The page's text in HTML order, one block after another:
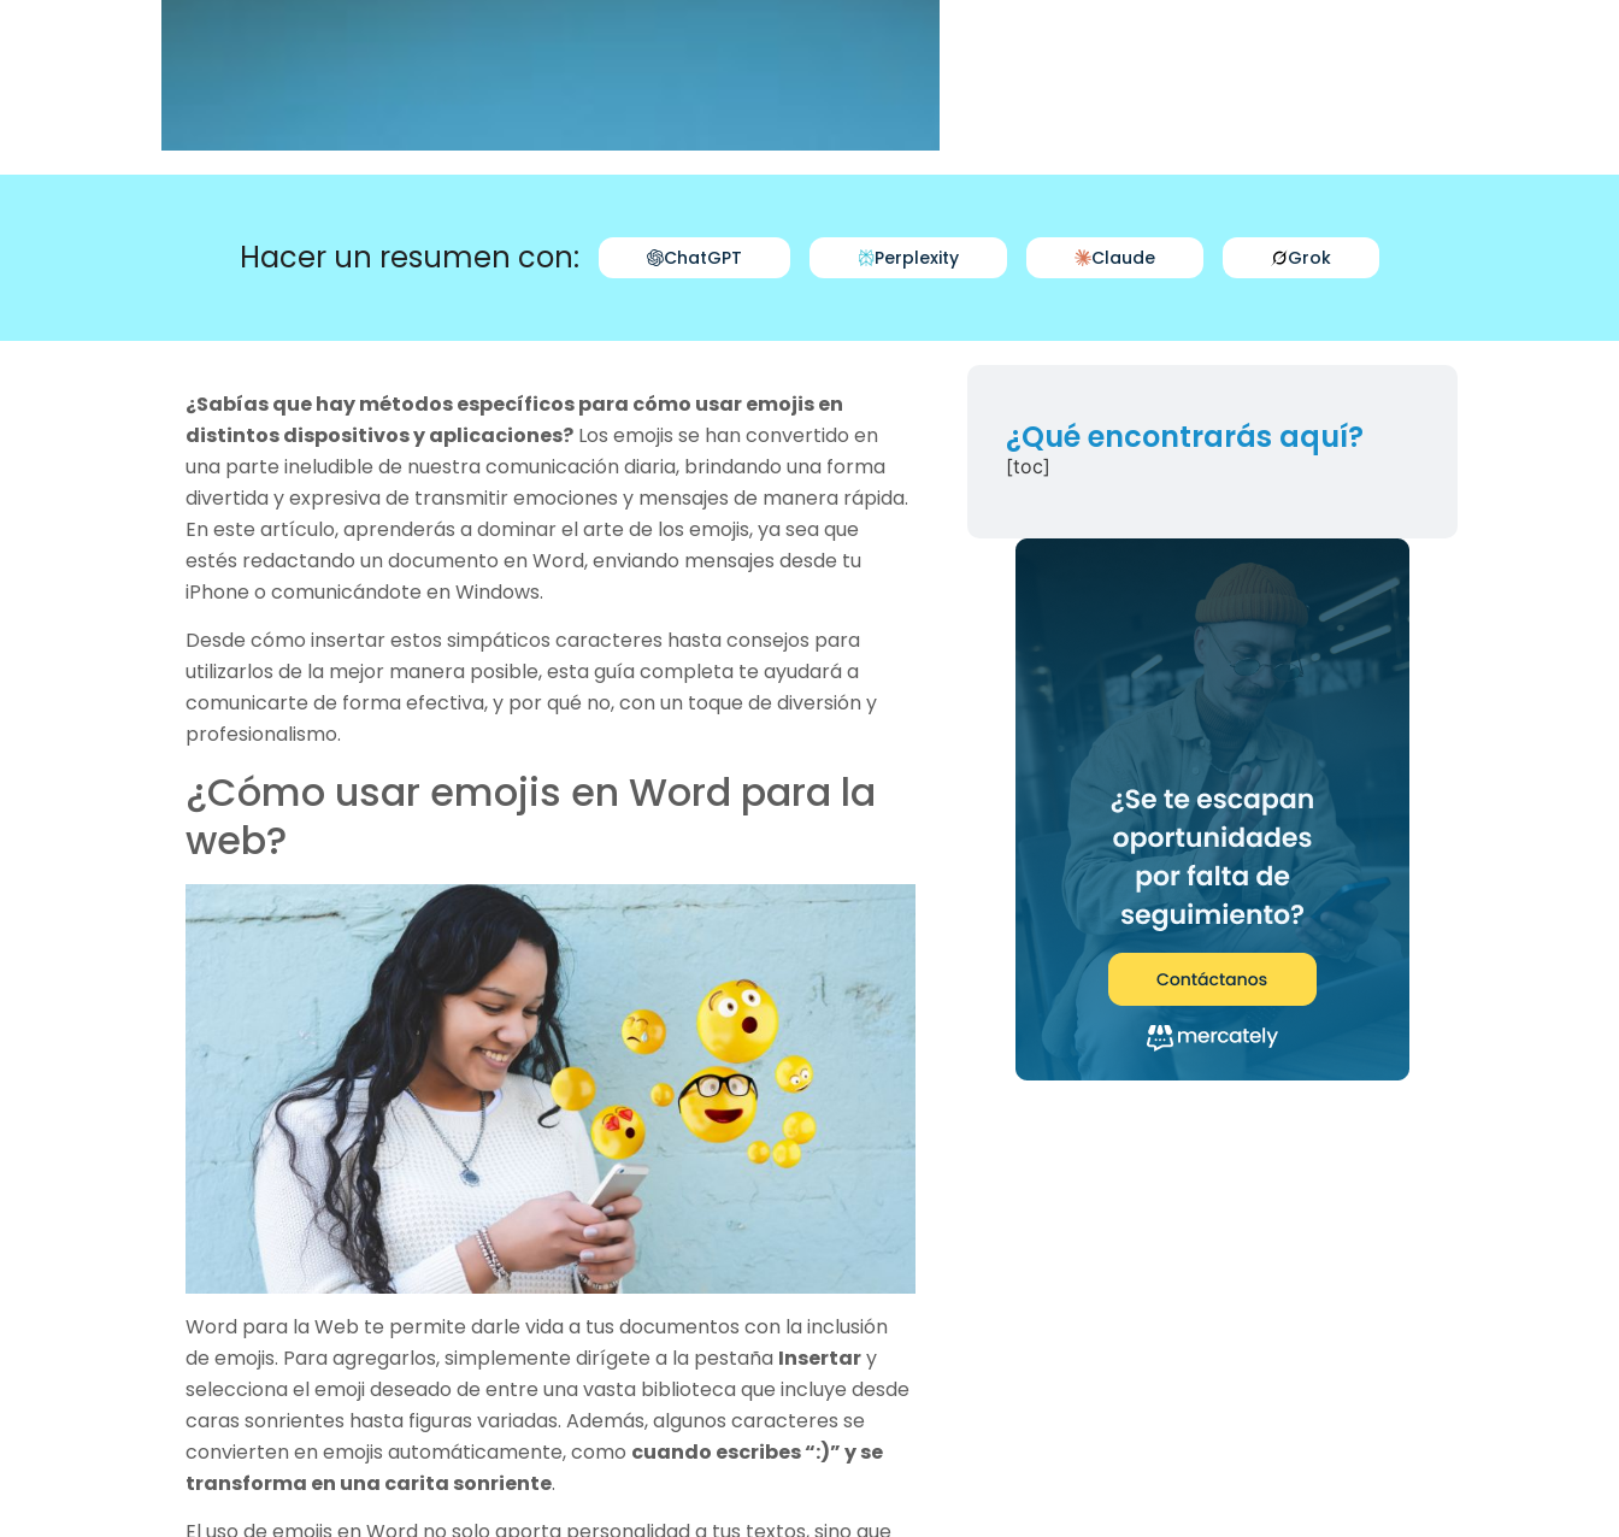
Hacer un resumen con: ChatGPT Perplexity Claude Grok
¿Sabías que hay métodos específicos para cómo usar emojis en
distintos dispositivos y aplicaciones? Los emojis se han convertido en
una parte ineludible de nuestra comunicación diaria, brindando una forma
divertida y expresiva de transmitir emociones y mensajes de manera rápida.
En este artículo, aprenderás a dominar el arte de los emojis, ya sea que
estés redactando un documento en Word, enviando mensajes desde tu
iPhone o comunicándote en Windows.
Desde cómo insertar estos simpáticos caracteres hasta consejos para
utilizarlos de la mejor manera posible, esta guía completa te ayudará a
comunicarte de forma efectiva, y por qué no, con un toque de diversión y
profesionalismo.
¿Cómo usar emojis en Word para la
web?
Word para la Web te permite darle vida a tus documentos con la inclusión
de emojis. Para agregarlos, simplemente dirígete a la pestaña Insertary
selecciona el emoji deseado de entre una vasta biblioteca que incluye desde
caras sonrientes hasta figuras variadas. Además, algunos caracteres se
convierten en emojis automáticamente, como cuando escribes “:)” y se
transforma en una carita sonriente.
¿Qué encontrarás aquí?
[toc]